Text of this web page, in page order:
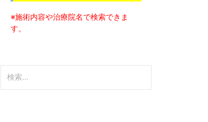
※施術内容や治療院名で検索できま
す。
索: